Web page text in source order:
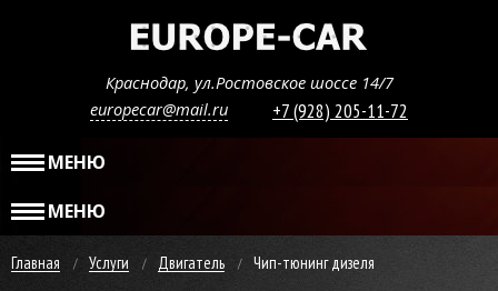
Краснодар, ул.Ростовское шоссе 14/7
europecar@mail.ru
+7 (928) 205-11-72
МЕНЮ
МЕНЮ
Главная Услуги Двигатель Чип-тюнинг дизеля